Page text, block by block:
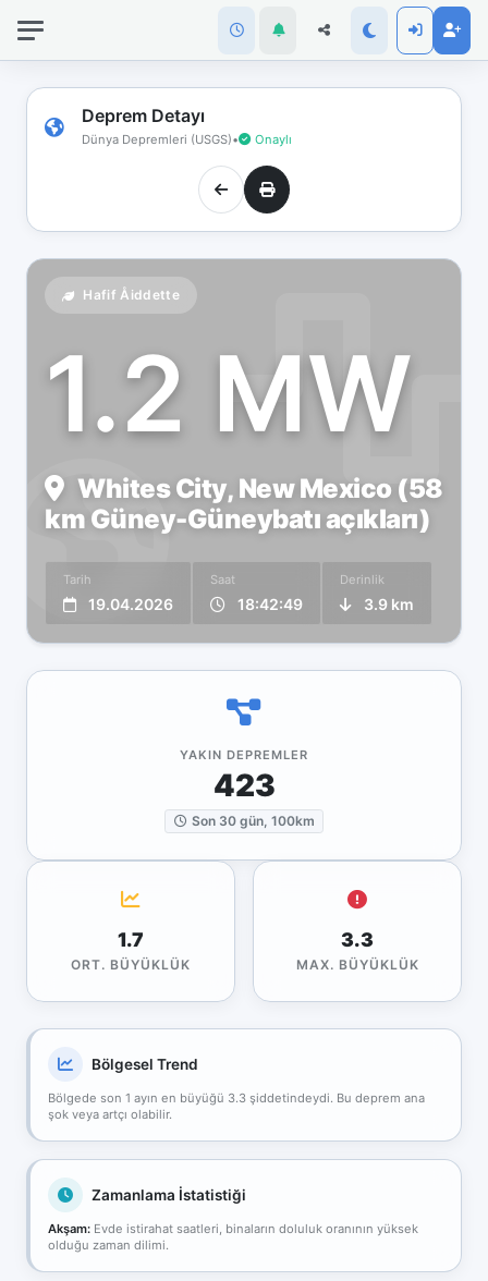
Deprem Detayı
Dünya Depremleri (USGS)• Onaylı
Hafif Åiddette
1.2 MW
Whites City, New Mexico (58
km Güney-Güneybatı açıkları)
Tarih
19.04.2026
Saat
18:42:49
Derinlik
3.9 km
YAKIN DEPREMLER
423
Son 30 gün, 100km
1.7
ORT. BÜYÜKLÜK
3.3
MAX. BÜYÜKLÜK
Bölgesel Trend
Bölgede son 1 ayın en büyüğü 3.3 şiddetindeydi. Bu deprem ana
şok veya artçı olabilir.
Zamanlama İstatistiği
Akşam: Evde istirahat saatleri, binaların doluluk oranının yüksek
olduğu zaman dilimi.
bağlantınız
koptu!
Çevrimdışı
moddasınız.